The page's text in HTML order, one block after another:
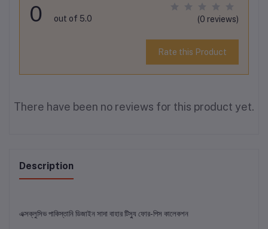
0 out of 5.0 (0 reviews)
Rate this Product
There have been no reviews for this product yet.
Description
এক্সক্লুসিভ পাকিস্তানি ডিজাইন সাদা বাহার টিস্যু ফোর-পিস কালেকশন